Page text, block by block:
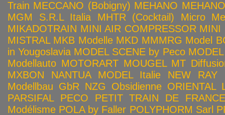
Train MECCANO (Bobigny) MEHANO
MGM S.R.L Italia
MHTR (Cocktail)
Micro
MIKADOTRAIN MINI AIR COMPRESSOR MINI
MISTRAL MKB Modelle MKD MMMRG Model
in Yougoslavia MODEL SCENE by Peco
Modellauto MOTORART MOUGEL MT
MXBON
NANTUA MODEL Italie NEW RAY
Modellbau GbR NZG Obsidienne ORIENTAL
PARSIFAL
PECO
PETIT TRAIN DE FRANCE
Modélisme POLA by Faller POLYPHORM Sarl